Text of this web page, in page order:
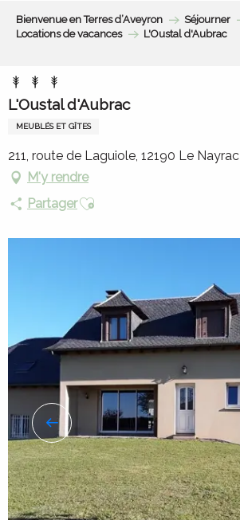
Bienvenue en Terres d’Aveyron Séjourner
Locations de vacances
L'Oustal d'Aubrac
L'Oustal d'Aubrac
MEUBLÉS ET GÎTES
211, route de Laguiole, 12190 Le Nayrac
M'y rendre
PartagerAjouter aux favoris